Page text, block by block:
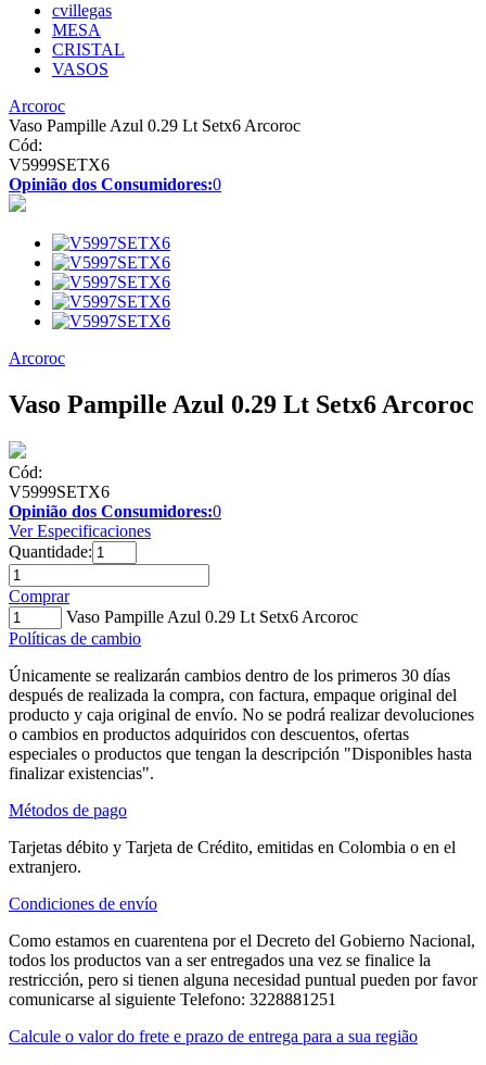
cvillegas
MESA
CRISTAL
VASOS
Arcoroc
Vaso Pampille Azul 0.29 Lt Setx6 Arcoroc
Cód:
V5999SETX6
Opinião dos Consumidores:0
Arcoroc
Vaso Pampille Azul 0.29 Lt Setx6 Arcoroc
Cód:
V5999SETX6
Opinião dos Consumidores:0
Ver Especificaciones
Quantidade:
Comprar
Vaso Pampille Azul 0.29 Lt Setx6 Arcoroc
Políticas de cambio
Únicamente se realizarán cambios dentro de los primeros 30 días
después de realizada la compra, con factura, empaque original del
producto y caja original de envío. No se podrá realizar devoluciones
o cambios en productos adquiridos con descuentos, ofertas
especiales o productos que tengan la descripción "Disponibles hasta
finalizar existencias".
Métodos de pago
Tarjetas débito y Tarjeta de Crédito, emitidas en Colombia o en el
extranjero.
Condiciones de envío
Como estamos en cuarentena por el Decreto del Gobierno Nacional,
todos los productos van a ser entregados una vez se finalice la
restricción, pero si tienen alguna necesidad puntual pueden por favor
comunicarse al siguiente Telefono: 3228881251
Calcule o valor do frete e prazo de entrega para a sua região